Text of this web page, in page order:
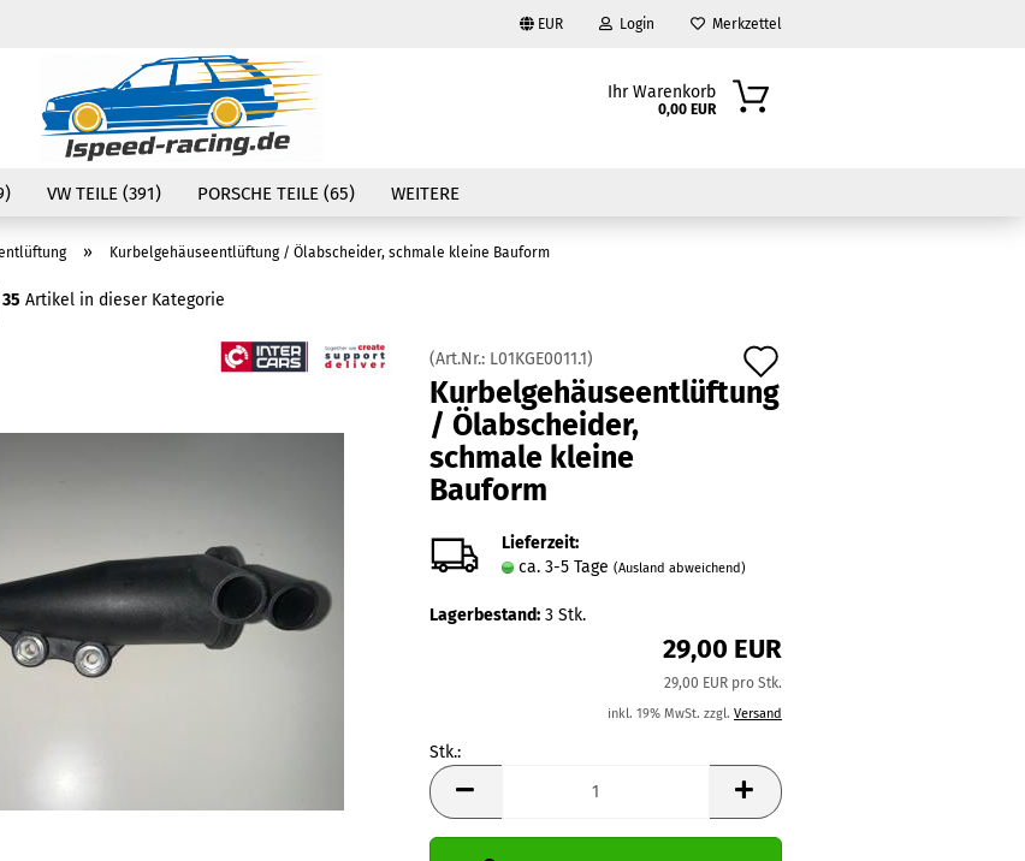
EUR
Währung auswählen
Login
Konto erstellen
Passwort vergessen?
Merkzettel
Ihr Warenkorb
0,00 EUR
VW TEILE (391) PORSCHE TEILE (65) WEITERE
» Kurbelgehäuseentlüftung / Ölabscheider, schmale kleine Bauform
35 Artikel in dieser Kategorie
(Art.Nr.: L01KGE0011.1)
Kurbelgehäuseentlüftung
/ Ölabscheider,
schmale kleine
Bauform
Lieferzeit:
ca. 3-5 Tage (Ausland abweichend)
Lagerbestand: 3 Stk.
29,00 EUR
29,00 EUR pro Stk.
inkl. 19% MwSt. zzgl. Versand
Stk.:
Stk.